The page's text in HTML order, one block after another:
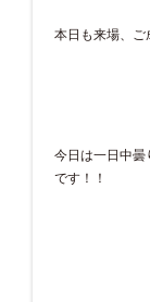
本日も来場、ご
今日は一日中曇
です！！